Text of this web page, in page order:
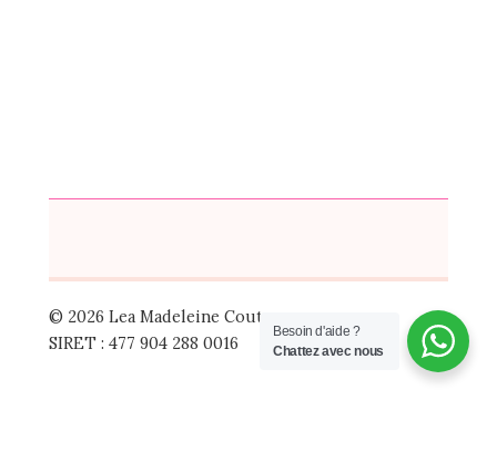
© 2026 Lea Madeleine Couture
SIRET : 477 904 288 0016
Besoin d'aide ?
Chattez avec nous